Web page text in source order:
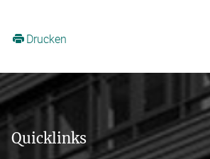
Drucken
Quicklinks